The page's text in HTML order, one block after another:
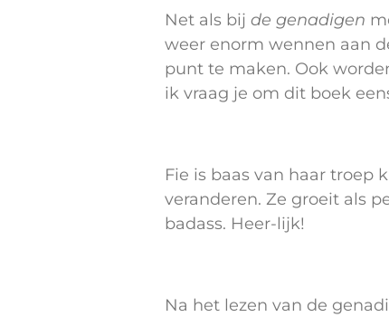
Net als bij de genadigen
weer enorm wennen aan
punt te maken. Ook
ik vraag je om dit boek
Fie is baas van haar troep
veranderen. Ze groeit als
badass. Heer-lijk!
Na het lezen van de